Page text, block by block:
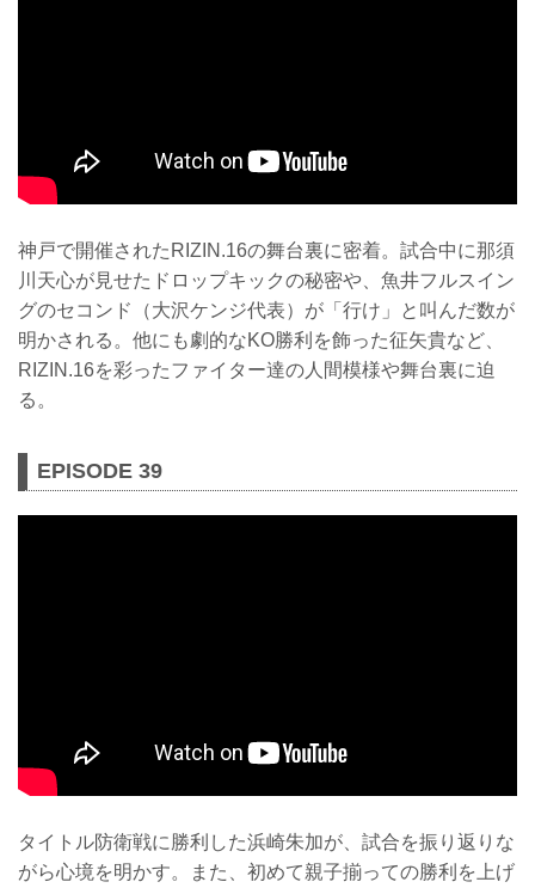
神戸で開催されたRIZIN.16の舞台裏に密着。試合中に那須
川天心が見せたドロップキックの秘密や、魚井フルスイン
グのセコンド（大沢ケンジ代表）が「行け」と叫んだ数が
明かされる。他にも劇的なKO勝利を飾った征矢貴など、
RIZIN.16を彩ったファイター達の人間模様や舞台裏に迫
る。
EPISODE 39
タイトル防衛戦に勝利した浜崎朱加が、試合を振り返りな
がら心境を明かす。また、初めて親子揃っての勝利を上げ